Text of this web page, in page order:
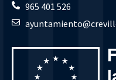
965 401 526